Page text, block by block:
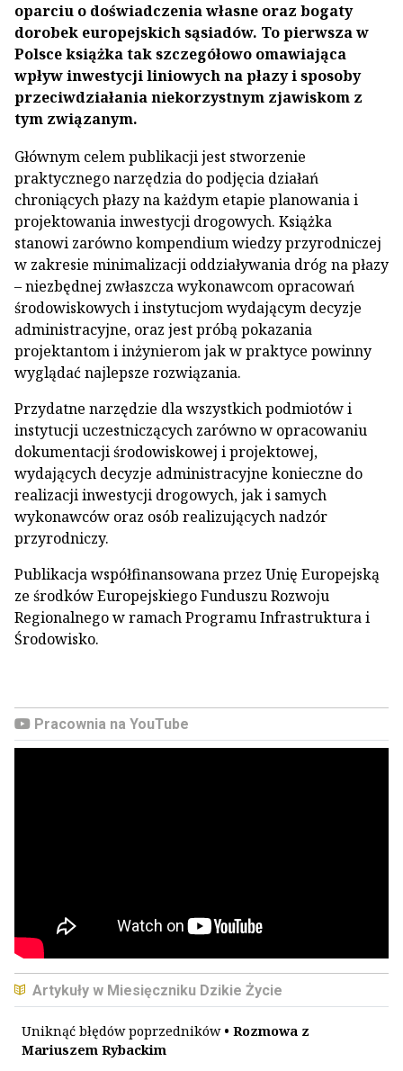
oparciu o doświadczenia własne oraz bogaty
dorobek europejskich sąsiadów. To pierwsza w
Polsce książka tak szczegółowo omawiająca
wpływ inwestycji liniowych na płazy i sposoby
przeciwdziałania niekorzystnym zjawiskom z
tym związanym.
Głównym celem publikacji jest stworzenie
praktycznego narzędzia do podjęcia działań
chroniących płazy na każdym etapie planowania i
projektowania inwestycji drogowych. Książka
stanowi zarówno kompendium wiedzy przyrodniczej
w zakresie minimalizacji oddziaływania dróg na płazy
– niezbędnej zwłaszcza wykonawcom opracowań
środowiskowych i instytucjom wydającym decyzje
administracyjne, oraz jest próbą pokazania
projektantom i inżynierom jak w praktyce powinny
wyglądać najlepsze rozwiązania.
Przydatne narzędzie dla wszystkich podmiotów i
instytucji uczestniczących zarówno w opracowaniu
dokumentacji środowiskowej i projektowej,
wydających decyzje administracyjne konieczne do
realizacji inwestycji drogowych, jak i samych
wykonawców oraz osób realizujących nadzór
przyrodniczy.
Publikacja współfinansowana przez Unię Europejską
ze środków Europejskiego Funduszu Rozwoju
Regionalnego w ramach Programu Infrastruktura i
Środowisko.
Pracownia na YouTube
Artykuły w Miesięczniku Dzikie Życie
Uniknąć błędów poprzedników• Rozmowa z
Mariuszem Rybackim